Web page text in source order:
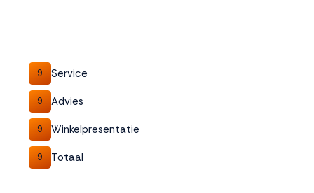
9 Service
9 Advies
9 Winkelpresentatie
9 Totaal